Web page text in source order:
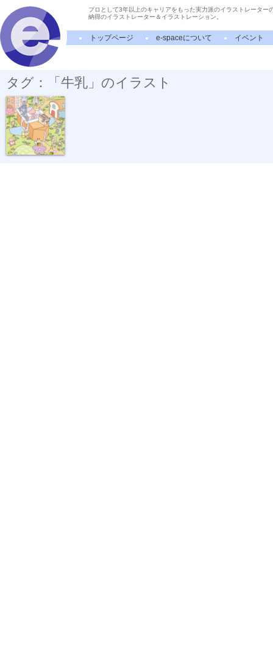
プロとして3年以上のキャリアをもった実力派のイラストレーター
納得のイラストレーター＆イラストレーション。
トップページ e-spaceについて イベント
タグ：「牛乳」のイラスト
スプーンさん...